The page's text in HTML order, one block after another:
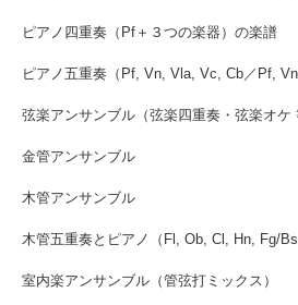
ピアノ四重奏（Pf＋３つの楽器）の楽譜
ピアノ五重奏（Pf, Vn, Vla, Vc, Cb／Pf,
弦楽アンサンブル（弦楽四重奏・弦楽オケ
金管アンサンブル
木管アンサンブル
木管五重奏とピアノ（Fl, Ob, Cl, Hn, Fg/
室内楽アンサンブル（管弦打ミックス）